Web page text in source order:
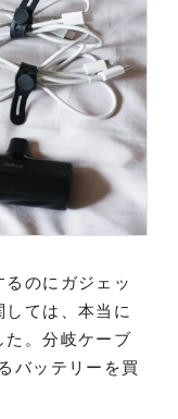
のにガジェッ
しては、本当に
た。分岐ケーブ
バッテリーを買